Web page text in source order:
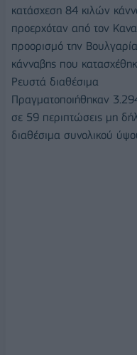
κατάσχεση 84 κιλών
προερχόταν από τον
προορισμό την
κάνναβης που
Ρευστά διαθέσιμα
Πραγματοποιήθηκαν
σε 59 περιπτώσεις μη
διαθέσιμα συνολικού